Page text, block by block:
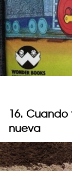
16.
nueva